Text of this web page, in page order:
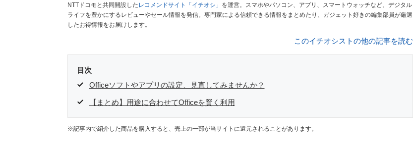
NTTドコモと共同開設したレコメンドサイト「イチオシ」 を運営。スマホやパソコン、アプリ、スマートウォッチなど、デジタル
ライフを豊かにするレビューやセール情報を発信。専門家による信頼できる情報をまとめたり、ガジェット好きの編集部員が厳選
したお得情報をお届けします。
このイチオシストの他の記事を読む
目次
Officeソフトやアプリの設定、見直してみませんか？
【まとめ】用途に合わせてOfficeを賢く利用
※記事内で紹介した商品を購入すると、売上の一部が当サイトに還元されることがあります。